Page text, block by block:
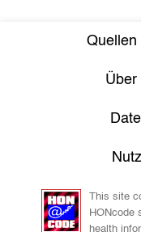
Quellen
Über
This site
HONcode
health